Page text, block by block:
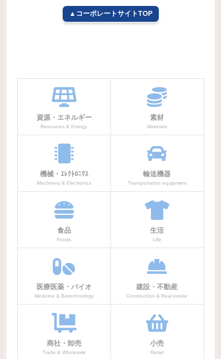
▲コーポレートサイトTOP
資源・エネルギー
Resources & Energy
素材
Materials
機械・ｴﾚｸﾄﾛﾆｸｽ
Machinery & Electronics
輸送機器
Transportation equipment
食品
Foods
生活
Life
医療医薬・バイオ
Medicine & Biotechnology
建設・不動産
Construction & Real estate
商社・卸売
Trade & Wholesale
小売
Retail